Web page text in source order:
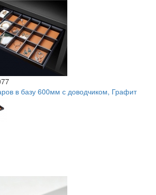
в базу 600мм с доводчиком, Графит